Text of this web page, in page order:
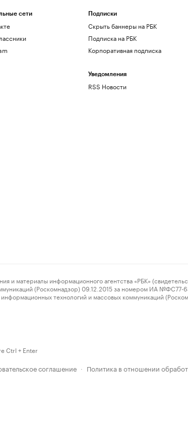
сети Подписки
Скрыть баннеры на РБК
Подписка на РБК
Корпоративная подписка
Уведомления
RSS Новости
информационного агентства «РБК»
(Роскомнадзор) 09.12.2015 за номером ИА №ФС77-
технологий и массовых коммуникаций
Ctrl + Enter
соглашение · Политика в отношении